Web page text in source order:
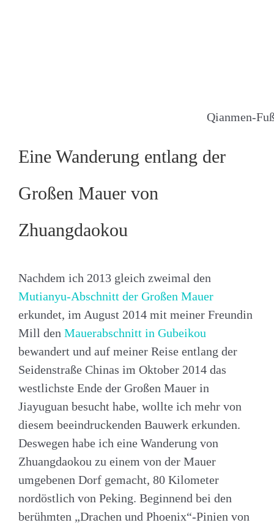
Qianmen-
Eine Wanderung entlang der
Großen Mauer von
Zhuangdaokou
Nachdem ich 2013 gleich zweimal den
Mutianyu-Abschnitt der Großen Mauer
erkundet, im August 2014 mit meiner Freundin
Mill den Mauerabschnitt in Gubeikou
bewandert und auf meiner Reise entlang der
Seidenstraße Chinas im Oktober 2014 das
westlichste Ende der Großen Mauer in
Jiayuguan besucht habe, wollte ich mehr von
diesem beeindruckenden Bauwerk erkunden.
Deswegen habe ich eine Wanderung von
Zhuangdaokou zu einem von der Mauer
umgebenen Dorf gemacht, 80 Kilometer
nordöstlich von Peking. Beginnend bei den
berühmten „Drachen und Phoenix“-Pinien von